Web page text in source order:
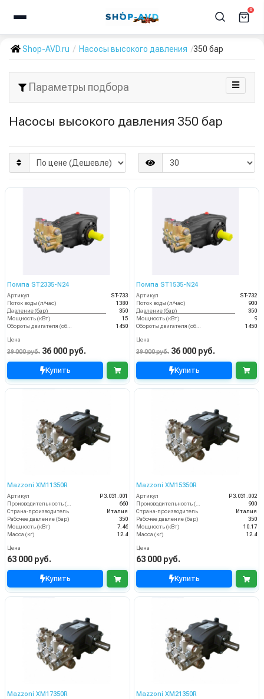
0
Shop-AVD.ru Насосы высокого давления 350 бар
Параметры подбора
Насосы высокого давления 350 бар
Помпа ST2335-N24
Артикул
ST-733
Поток воды (л/час)
1380
Давление (бар)
350
Мощность (кВт)
15
1450
Цена
39 000 руб. 36 000 руб.
Купить
Помпа ST1535-N24
Артикул
ST-732
Поток воды (л/час)
900
Давление (бар)
350
Мощность (кВт)
9
1450
Цена
39 000 руб. 36 000 руб.
Купить
Mazzoni XM11350R
Артикул
P3.031.001
Производительность (л/ч)
660
Страна-производитель
Италия
Рабочее давление (бар)
350
Мощность (кВт)
7.46
Масса (кг)
12.4
Цена
63 000 руб.
Купить
Mazzoni XM15350R
Артикул
P3.031.002
Производительность (л/ч)
900
Страна-производитель
Италия
Рабочее давление (бар)
350
Мощность (кВт)
10.17
Масса (кг)
12.4
Цена
63 000 руб.
Купить
Mazzoni XM17350R Mazzoni XM21350R